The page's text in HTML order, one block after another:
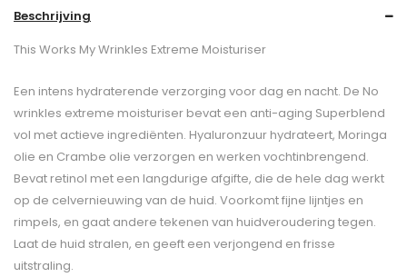
Beschrijving
This Works My Wrinkles Extreme Moisturiser
Een intens hydraterende verzorging voor dag en nacht. De No
wrinkles extreme moisturiser bevat een anti-aging Superblend
vol met actieve ingrediënten. Hyaluronzuur hydrateert, Moringa
olie en Crambe olie verzorgen en werken vochtinbrengend.
Bevat retinol met een langdurige afgifte, die de hele dag werkt
op de celvernieuwing van de huid. Voorkomt fijne lijntjes en
rimpels, en gaat andere tekenen van huidveroudering tegen.
Laat de huid stralen, en geeft een verjongend en frisse
uitstraling.